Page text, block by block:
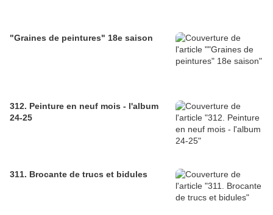
"Graines de peintures" 18e saison
312. Peinture en neuf mois - l'album
24-25
311. Brocante de trucs et bidules